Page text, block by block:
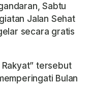
Sabtu
Jalan Sehat
secara gratis
tersebut
Bulan